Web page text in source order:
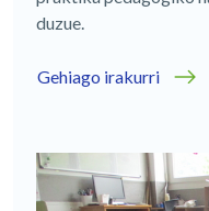
duzue.
Gehiago irakurri